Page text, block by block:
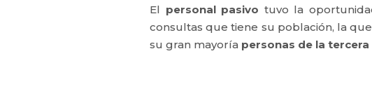
El personal pasivo tuvo la
consultas que tiene su población, la
su gran mayoría personas de la